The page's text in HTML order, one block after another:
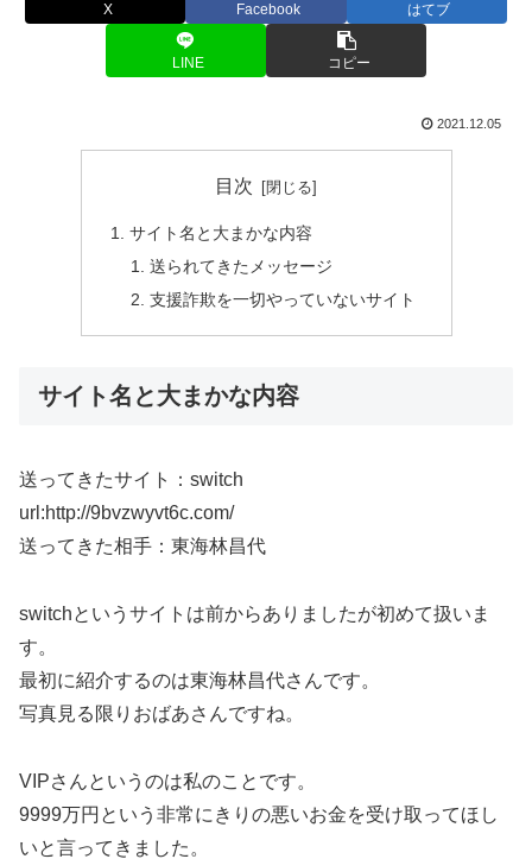
X Facebook はてブ
LINE コピー
2021.12.05
目次
サイト名と大まかな内容
送られてきたメッセージ
支援詐欺を一切やっていないサイト
サイト名と大まかな内容
送ってきたサイト：switch
url:http://9bvzwyvt6c.com/
送ってきた相手：東海林昌代
switchというサイトは前からありましたが初めて扱いま
す。
最初に紹介するのは東海林昌代さんです。
写真見る限りおばあさんですね。
VIPさんというのは私のことです。
9999万円という非常にきりの悪いお金を受け取ってほし
いと言ってきました。